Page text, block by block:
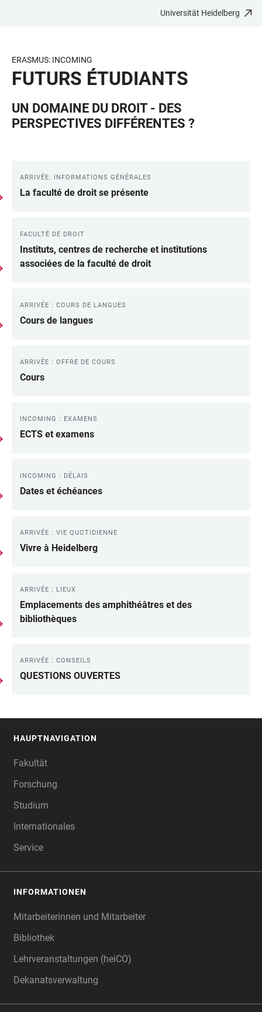
BARRIEREFREIHEIT
Universität Heidelberg
ERASMUS: INCOMING
FUTURS ÉTUDIANTS
UN DOMAINE DU DROIT - DES
PERSPECTIVES DIFFÉRENTES ?
LINKS
ARRIVÉE: INFORMATIONS GÉNÉRALES
La faculté de droit se présente
FACULTÉ DE DROIT
Instituts, centres de recherche et institutions
associées de la faculté de droit
ARRIVÉE : COURS DE LANGUES
Cours de langues
ARRIVÉE : OFFRE DE COURS
Cours
INCOMING : EXAMENS
ECTS et examens
INCOMING : DÉLAIS
Dates et échéances
ARRIVÉE : VIE QUOTIDIENNE
Vivre à Heidelberg
ARRIVÉE : LIEUX
Emplacements des amphithéâtres et des
bibliothèques
ARRIVÉE : CONSEILS
QUESTIONS OUVERTES
HAUPTNAVIGATION
Fakultät
Forschung
Studium
Internationales
Service
INFORMATIONEN
Mitarbeiterinnen und Mitarbeiter
Bibliothek
Lehrveranstaltungen (heiCO)
Dekanatsverwaltung